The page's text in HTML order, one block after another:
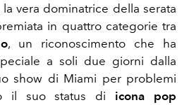
vera dominatrice della serata
in quattro categorie tra
, un riconoscimento che ha
a soli due giorni dalla
show di Miami per problemi
il suo status di icona pop